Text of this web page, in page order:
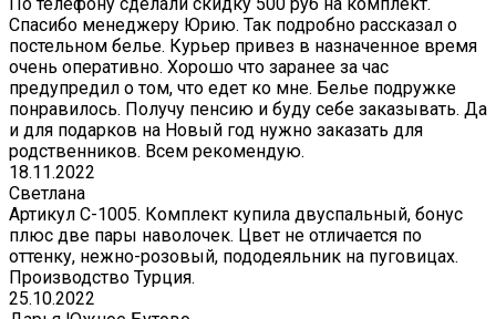
Спасибо менеджеру Юрию. Так подробно рассказал о
постельном белье. Курьер привез в назначенное время
очень оперативно. Хорошо что заранее за час
предупредил о том, что едет ко мне. Белье подружке
понравилось. Получу пенсию и буду себе заказывать. Да
и для подарков на Новый год нужно заказать для
родственников. Всем рекомендую.
18.11.2022
Светлана
Артикул С-1005. Комплект купила двуспальный, бонус
плюс две пары наволочек. Цвет не отличается по
оттенку, нежно-розовый, пододеяльник на пуговицах.
Производство Турция.
25.10.2022